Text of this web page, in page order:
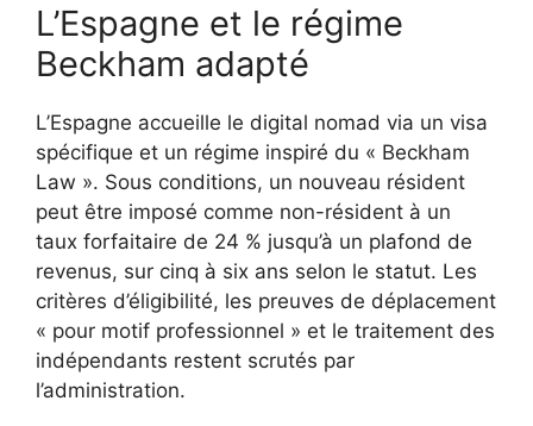
L’Espagne et le régime
Beckham adapté
L’Espagne accueille le digital nomad via un visa
spécifique et un régime inspiré du « Beckham
Law ». Sous conditions, un nouveau résident
peut être imposé comme non-résident à un
taux forfaitaire de 24 % jusqu’à un plafond de
revenus, sur cinq à six ans selon le statut. Les
critères d’éligibilité, les preuves de déplacement
« pour motif professionnel » et le traitement des
indépendants restent scrutés par
l’administration.